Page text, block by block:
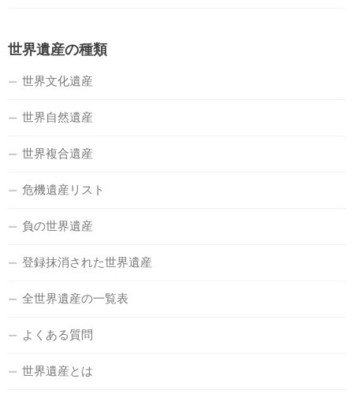
世界遺産の種類
世界文化遺産
世界自然遺産
世界複合遺産
危機遺産リスト
負の世界遺産
登録抹消された世界遺産
全世界遺産の一覧表
よくある質問
世界遺産とは